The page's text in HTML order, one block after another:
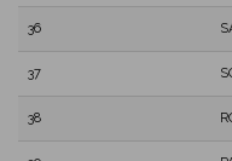
36
37
38